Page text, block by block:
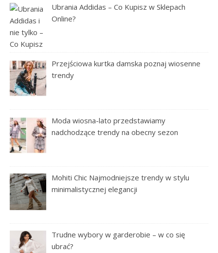
Ubrania Addidas – Co Kupisz w Sklepach
Online?
Przejściowa kurtka damska poznaj wiosenne
trendy
Moda wiosna-lato przedstawiamy
nadchodzące trendy na obecny sezon
Mohiti Chic Najmodniejsze trendy w stylu
minimalistycznej elegancji
Trudne wybory w garderobie – w co się
ubrać?